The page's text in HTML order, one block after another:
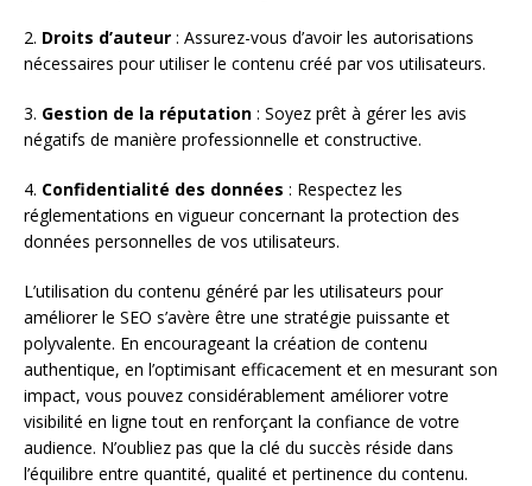
2. Droits d’auteur : Assurez-vous d’avoir les autorisations
nécessaires pour utiliser le contenu créé par vos utilisateurs.
3. Gestion de la réputation : Soyez prêt à gérer les avis
négatifs de manière professionnelle et constructive.
4. Confidentialité des données : Respectez les
réglementations en vigueur concernant la protection des
données personnelles de vos utilisateurs.
L’utilisation du contenu généré par les utilisateurs pour
améliorer le SEO s’avère être une stratégie puissante et
polyvalente. En encourageant la création de contenu
authentique, en l’optimisant efficacement et en mesurant son
impact, vous pouvez considérablement améliorer votre
visibilité en ligne tout en renforçant la confiance de votre
audience. N’oubliez pas que la clé du succès réside dans
l’équilibre entre quantité, qualité et pertinence du contenu.